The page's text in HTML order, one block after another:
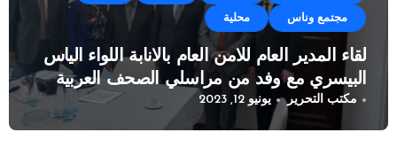
مجتمع وناس محلية
لقاء المدير العام للامن العام بالانابة اللواء الياس
البيسري مع وفد من مراسلي الصحف العربية
مكتب التحرير يونيو 12, 2023